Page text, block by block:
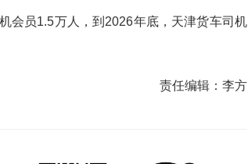
会员1.5万人，到2026年底，天津货车司机
责任编辑： 李方